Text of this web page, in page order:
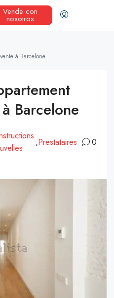
Vende con
nosotros
à Barcelone
Barcelone
,Prestataires 0